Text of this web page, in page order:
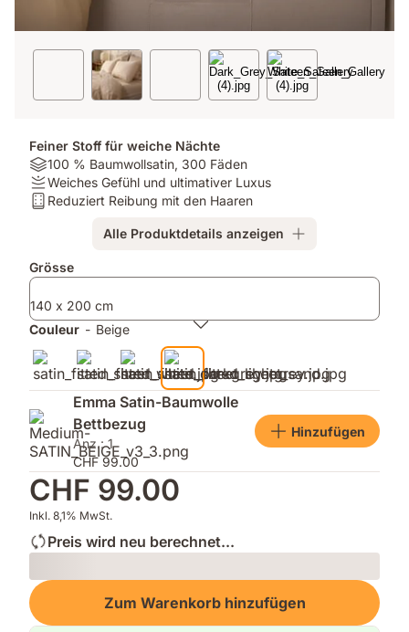
Feiner Stoff für weiche Nächte
Material:
100
%
100 % Baumwollsatin, 300 Fäden
Firmness:
Weiches
Luxus
Weiches Gefühl und ultimativer Luxus
Matratzentyp:
den
Reduziert Reibung mit den Haaren
Alle Produktdetails anzeigen
Zusatzprodukte
Grösse
140 x 200 cm
Couleur - Beige
Emma Satin-Baumwolle
Bettbezug
Anz.: 1
CHF 99.00
Hinzufügen
CHF 99.00
Inkl. 8,1% MwSt.
Preis wird neu berechnet...
Loading
Zum Warenkorb hinzufügen